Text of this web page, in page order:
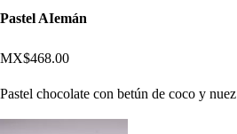
Pastel AIemán
MX$468.00
Pastel chocolate con betún de coco y nuez